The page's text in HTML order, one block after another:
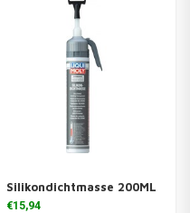
Silikondichtmasse 200ML
€15,94